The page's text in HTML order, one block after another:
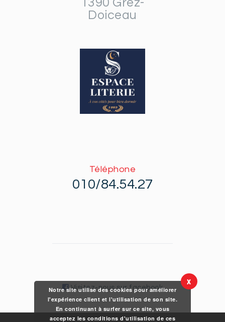
Doiceau
Téléphone
010/84.54.27
Visitez-nous sur facebook
Notre site utilise des cookies pour améliorer
l'expérience client et l'utilisation de son site.
En continuant à surfer sur ce site, vous
acceptez les conditions d'utilisation de ces
X